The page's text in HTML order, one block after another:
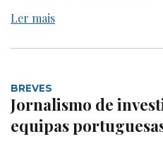
Ler mais
BREVES
Jornalismo de
equipas